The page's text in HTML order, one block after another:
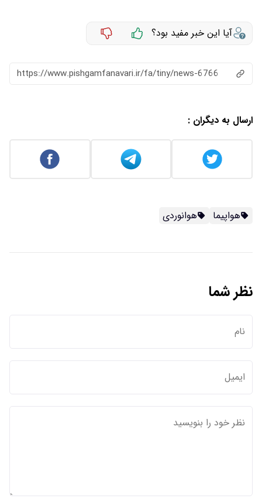
آیا این خبر مفید بود؟
https://www.pishgamfanavari.ir/fa/tiny/news-6766
ارسال به دیگران :
هواپیما هوانوردی
نظر شما